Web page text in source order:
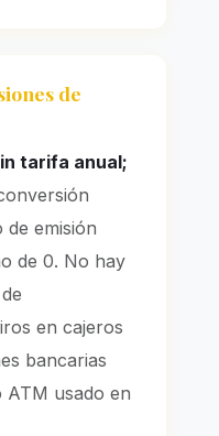
de
tarifa anual;
emisión
de 0. No hay
en cajeros
bancarias
ATM usado en